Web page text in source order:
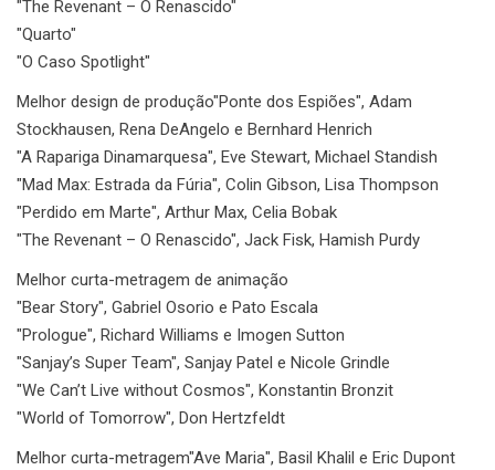
"The Revenant – O Renascido"
"Quarto"
"O Caso Spotlight"
Melhor design de produção"Ponte dos Espiões", Adam
Stockhausen, Rena DeAngelo e Bernhard Henrich
"A Rapariga Dinamarquesa", Eve Stewart, Michael Standish
"Mad Max: Estrada da Fúria", Colin Gibson, Lisa Thompson
"Perdido em Marte", Arthur Max, Celia Bobak
"The Revenant – O Renascido", Jack Fisk, Hamish Purdy
Melhor curta-metragem de animação
"Bear Story", Gabriel Osorio e Pato Escala
"Prologue", Richard Williams e Imogen Sutton
"Sanjay’s Super Team", Sanjay Patel e Nicole Grindle
"We Can’t Live without Cosmos", Konstantin Bronzit
"World of Tomorrow", Don Hertzfeldt
Melhor curta-metragem"Ave Maria", Basil Khalil e Eric Dupont